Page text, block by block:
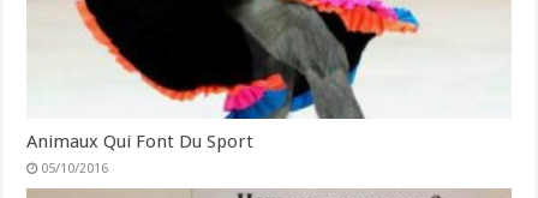
Animaux Qui Font Du Sport
05/10/2016